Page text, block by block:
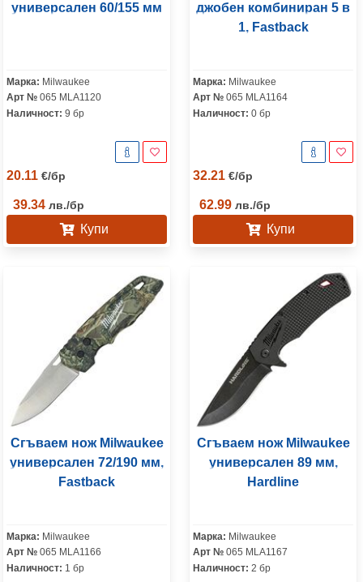
универсален 60/155 мм
Марка: Milwaukee
Арт № 065 MLA1120
Наличност: 9 бр
20.11 €/бр
39.34 лв./бр
Купи
джобен комбиниран 5 в
1, Fastback
Марка: Milwaukee
Арт № 065 MLA1164
Наличност: 0 бр
32.21 €/бр
62.99 лв./бр
Купи
Сгъваем нож Milwaukee
универсален 72/190 мм,
Fastback
Марка: Milwaukee
Арт № 065 MLA1166
Наличност: 1 бр
Сгъваем нож Milwaukee
универсален 89 мм,
Hardline
Марка: Milwaukee
Арт № 065 MLA1167
Наличност: 2 бр